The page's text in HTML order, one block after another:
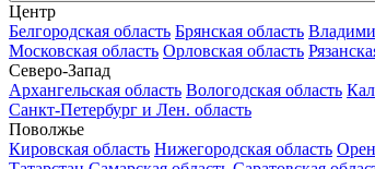
Центр
Белгородская область Брянская область
Московская область Орловская область
Северо-Запад
Архангельская область Вологодская область
Санкт-Петербург и Лен. область
Поволжье
Кировская область Нижегородская область